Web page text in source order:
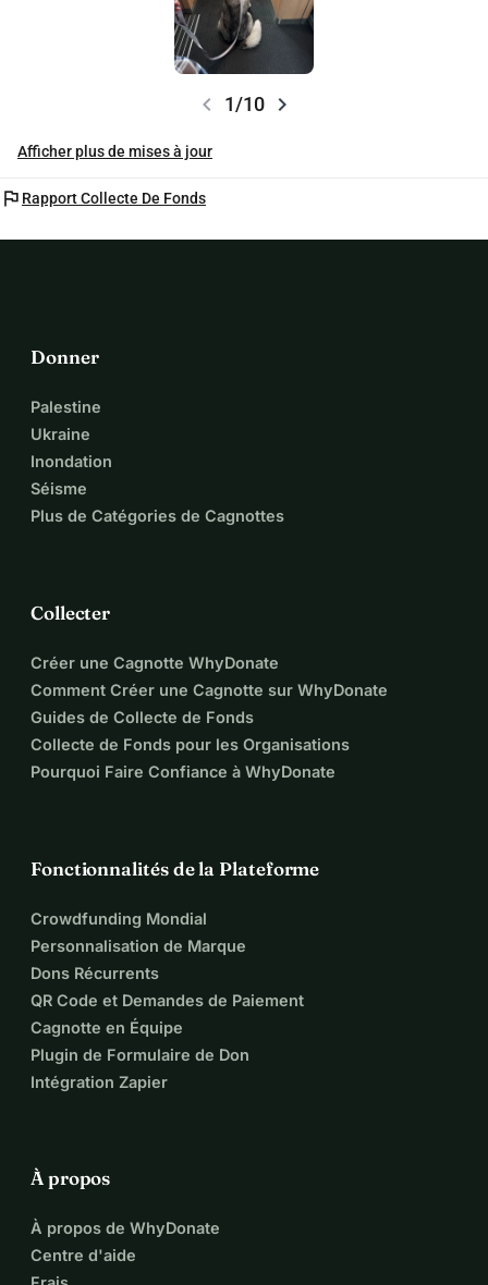
chevron_left 1/10 chevron_right
Afficher plus de mises à jour
flag Rapport Collecte De Fonds
Donner
Palestine
Ukraine
Inondation
Séisme
Plus de Catégories de Cagnottes
Collecter
Créer une Cagnotte WhyDonate
Comment Créer une Cagnotte sur WhyDonate
Guides de Collecte de Fonds
Collecte de Fonds pour les Organisations
Pourquoi Faire Confiance à WhyDonate
Fonctionnalités de la Plateforme
Crowdfunding Mondial
Personnalisation de Marque
Dons Récurrents
QR Code et Demandes de Paiement
Cagnotte en Équipe
Plugin de Formulaire de Don
Intégration Zapier
À propos
À propos de WhyDonate
Centre d'aide